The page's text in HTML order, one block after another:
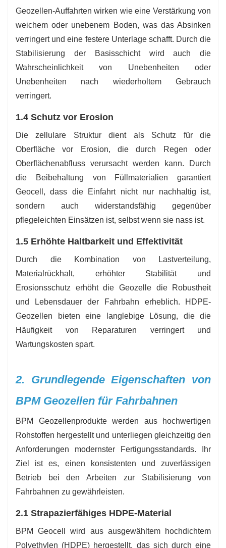
Geozellen-Auffahrten wirken wie eine Verstärkung von
weichem oder unebenem Boden, was das Absinken
verringert und eine festere Unterlage schafft. Durch die
Stabilisierung der Basisschicht wird auch die
Wahrscheinlichkeit von Unebenheiten oder
Unebenheiten nach wiederholtem Gebrauch
verringert.
1.4 Schutz vor Erosion
Die zellulare Struktur dient als Schutz für die
Oberfläche vor Erosion, die durch Regen oder
Oberflächenabfluss verursacht werden kann. Durch
die Beibehaltung von Füllmaterialien garantiert
Geocell, dass die Einfahrt nicht nur nachhaltig ist,
sondern auch widerstandsfähig gegenüber
pflegeleichten Einsätzen ist, selbst wenn sie nass ist.
1.5 Erhöhte Haltbarkeit und Effektivität
Durch die Kombination von Lastverteilung,
Materialrückhalt, erhöhter Stabilität und
Erosionsschutz erhöht die Geozelle die Robustheit
und Lebensdauer der Fahrbahn erheblich. HDPE-
Geozellen bieten eine langlebige Lösung, die die
Häufigkeit von Reparaturen verringert und
Wartungskosten spart.
2. Grundlegende Eigenschaften von
BPM Geozellen für Fahrbahnen
BPM Geozellenprodukte werden aus hochwertigen
Rohstoffen hergestellt und unterliegen gleichzeitig den
Anforderungen modernster Fertigungsstandards. Ihr
Ziel ist es, einen konsistenten und zuverlässigen
Betrieb bei den Arbeiten zur Stabilisierung von
Fahrbahnen zu gewährleisten.
2.1 Strapazierfähiges HDPE-Material
BPM Geocell wird aus ausgewähltem hochdichtem
Polyethylen (HDPE) hergestellt, das sich durch eine